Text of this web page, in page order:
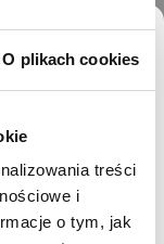
O plikach cookies
treści
i
o tym, jak